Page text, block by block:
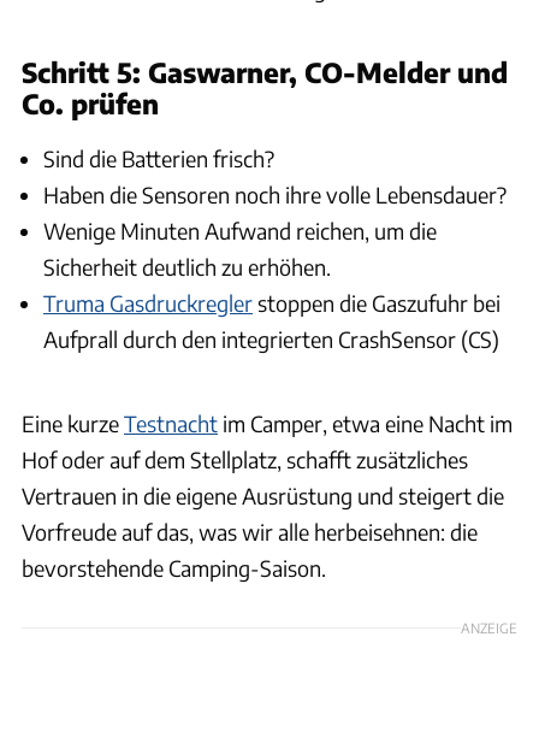
Schritt 5: Gaswarner, CO-Melder und
Co. prüfen
Sind die Batterien frisch?
Haben die Sensoren noch ihre volle Lebensdauer?
Wenige Minuten Aufwand reichen, um die
Sicherheit deutlich zu erhöhen.
Truma Gasdruckreglerstoppen die Gaszufuhr bei
Aufprall durch den integrierten CrashSensor (CS)
Eine kurzeTestnacht im Camper, etwa eine Nacht im
Hof oder auf dem Stellplatz, schafft zusätzliches
Vertrauen in die eigene Ausrüstung und steigert die
Vorfreude auf das, was wir alle herbeisehnen: die
bevorstehende Camping-Saison.
ANZEIGE